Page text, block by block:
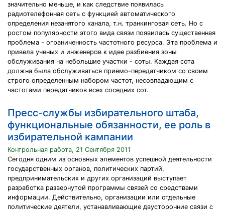
значительно меньше, и как следствие появилась
радиотелефонная сеть с функцией автоматического
определения незанятого канала, т.н. транкинговая сеть. Но с
ростом популярности этого вида связи появилась существенная
проблема - ограниченность частотного ресурса. Эта проблема и
привела ученых и инженеров к идее разбиения зоны
обслуживания на небольшие участки - соты. Каждая сота
должна была обслуживаться приемо-передатчиком со своим
строго определенным набором частот, несовпадающим с
частотами передатчиков всех соседних сот.
Пресс-службы избирательного штаба,
функциональные обязанности, ее роль в
избирательной кампании
Контрольная работа, 21 Сентября 2011
Сегодня одним из основных элементов успешной деятельности
государственных органов, политических партий,
предпринимательских и других организаций выступает
разработка развернутой программы связей со средствами
информации. Действительно, организации или отдельные
политические деятели, устанавливающие двусторонние связи с